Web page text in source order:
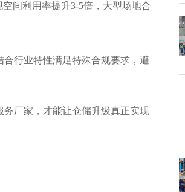
间利用率提升3-5倍，大型场地合
行业特性满足特殊合规要求，避
厂家，才能让仓储升级真正实现